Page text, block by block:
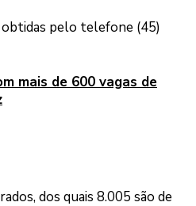
pelo telefone (45)
mais de 600 vagas de
dos quais 8.005 são de